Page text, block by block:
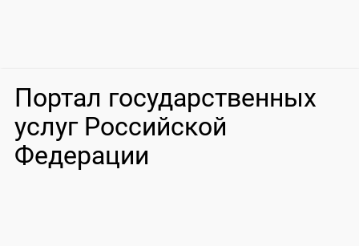
Портал государственных
услуг Российской
Федерации